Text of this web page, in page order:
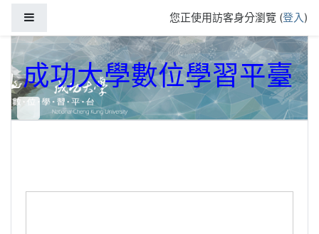
您正使用訪客身分瀏覽 (登入)
成功大學數位學習平臺